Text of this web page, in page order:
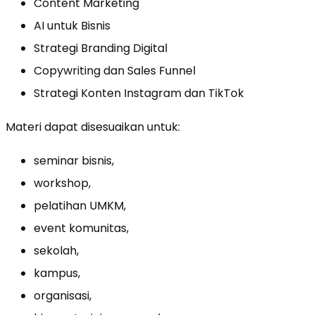
AI untuk Bisnis
Strategi Branding Digital
Copywriting dan Sales Funnel
Strategi Konten Instagram dan TikTok
Materi dapat disesuaikan untuk:
seminar bisnis,
workshop,
pelatihan UMKM,
event komunitas,
sekolah,
kampus,
organisasi,